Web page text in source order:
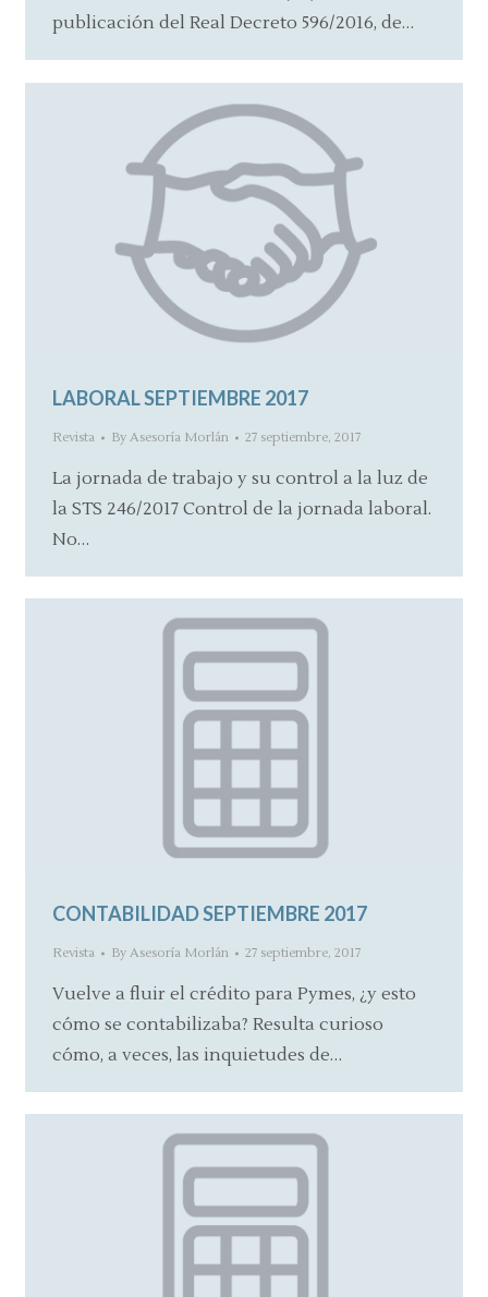
publicación del Real Decreto 596/2016, de…
LABORAL SEPTIEMBRE 2017
Revista By Asesoría Morlán 27 septiembre, 2017
La jornada de trabajo y su control a la luz de
la STS 246/2017 Control de la jornada laboral.
No…
CONTABILIDAD SEPTIEMBRE 2017
Revista By Asesoría Morlán 27 septiembre, 2017
Vuelve a fluir el crédito para Pymes, ¿y esto
cómo se contabilizaba? Resulta curioso
cómo, a veces, las inquietudes de…